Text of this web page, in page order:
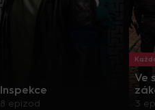
Inspekce
8 epizod
Ve
3